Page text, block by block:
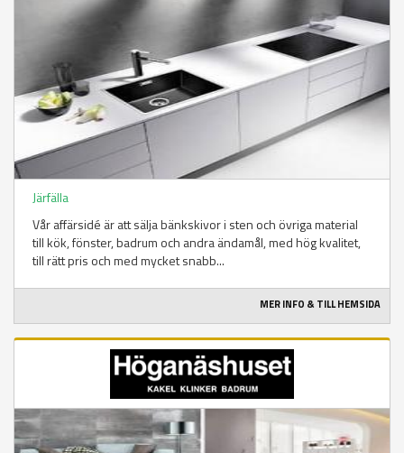
Järfälla
Vår affärsidé är att sälja bänkskivor i sten och övriga material
till kök, fönster, badrum och andra ändamål, med hög kvalitet,
till rätt pris och med mycket snabb...
MER INFO & TILL HEMSIDA